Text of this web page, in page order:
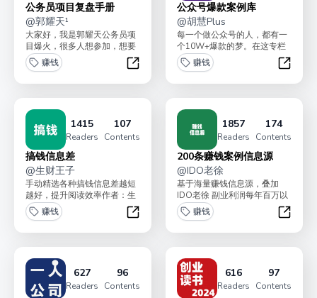
公务员项目复盘手册
@郭耀天¹
大家好，我是郭耀天公务员项
目爆火，很多人想参加，想要
复制公务员项目从0做到十万
单成交，手册会把挖掘项...
赚钱
公务员项目复盘手册
公众号爆款案例库
@胡慧Plus
每一个做公众号的人，都有一
个10W+爆款的梦。在这专栏
里，我将长期更新可复制可学
习借鉴的公众号爆款案...
赚钱
公众
1415
Readers
107
Contents
搞钱信息差
@生财王子
手动精选各种搞钱信息差越短
越好，提升阅读效率作者：生
财王子，AI破局俱乐部合伙
人，AI破局航海教练，...
赚钱
搞钱信息差
1857
Readers
174
Contents
200条赚钱案例信息源
@IDO老徐
基于海量赚钱信息源，叠加
IDO老徐 副业利润每年百万以
上的「赚钱敏感度和实践经
验」，由 IDO老徐...
赚钱
200条
627
Readers
96
Contents
616
Readers
97
Contents